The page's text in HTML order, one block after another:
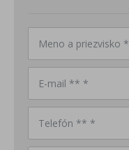
Meno a priezvisko *
E-mail ** *
Telefón ** *